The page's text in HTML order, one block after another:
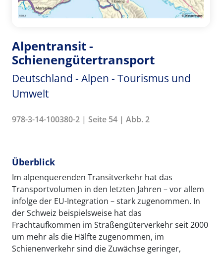
Alpentransit -
Schienengütertransport
Deutschland - Alpen - Tourismus und
Umwelt
978-3-14-100380-2 | Seite 54 | Abb. 2
Überblick
Im alpenquerenden Transitverkehr hat das
Transportvolumen in den letzten Jahren – vor allem
infolge der EU-Integration – stark zugenommen. In
der Schweiz beispielsweise hat das
Frachtaufkommen im Straßengüterverkehr seit 2000
um mehr als die Hälfte zugenommen, im
Schienenverkehr sind die Zuwächse geringer,